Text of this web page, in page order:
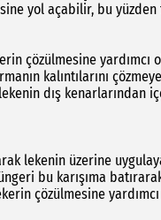
yol açabilir, bu yüzden
çözülmesine
kalıntılarını
dış kenarlarından
lekenin üzerine
bu karışıma
çözülmesine